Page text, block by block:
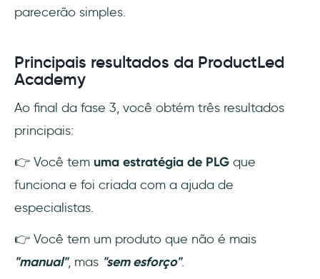
parecerão simples.
Principais resultados da ProductLed
Academy
Ao final da fase 3, você obtém três resultados
principais:
👉 Você tem uma estratégia de PLG que
funciona e foi criada com a ajuda de
especialistas.
👉 Você tem um produto que não é mais
"manual", mas "sem esforço".